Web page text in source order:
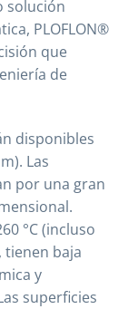
solución
PLOFLON®
que
de
disponibles
Las
por una gran
°C (incluso
tienen baja
y
superficies